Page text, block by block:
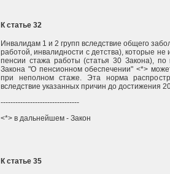
К статье 32
Инвалидам 1 и 2 групп вследствие общего
работой, инвалидности с детства), которые
пенсии стажа работы (статья 30 Закона),
Закона "О пенсионном обеспечении" <*>
при неполном стаже. Эта норма
вследствие указанных причин до достижения
--------------------------------
<*> в дальнейшем - Закон
К статье 35